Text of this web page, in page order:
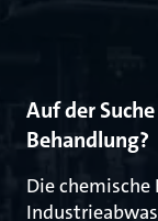
Auf der
Behandlung?
Die